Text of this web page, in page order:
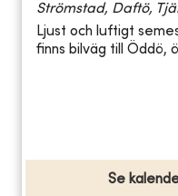
Strömstad, Daftö,
Ljust och luftigt
finns bilväg till Öddö,
Se